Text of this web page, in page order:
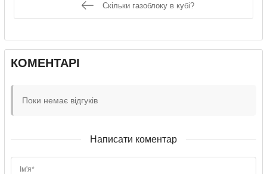
Скільки газоблоку в кубі?
КОМЕНТАРІ
Поки немає відгуків
Написати коментар
Ім'я*